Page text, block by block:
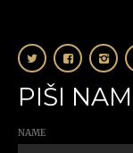
PIŠI NAM
NAME